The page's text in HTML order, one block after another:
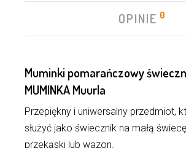
OPINIE 0
Muminki pomarańczowy
MUMINKA Muurla
Przepiękny i uniwersalny przedmiot,
służyć jako świecznik na małą
przekąski lub wazon.